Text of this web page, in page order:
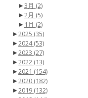
►3月 (2)
►2月 (5)
► 1月 (2)
►2025 (35)
►2024(53)
►2023 (27)
►2022 (13)
►2021 (154)
►2020 (182)
►2019 (132)